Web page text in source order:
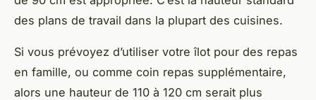
des plans de travail dans la plupart des cuisines.
Si vous prévoyez d’utiliser votre îlot pour des repas
en famille, ou comme coin repas supplémentaire,
alors une hauteur de 110 à 120 cm serait plus